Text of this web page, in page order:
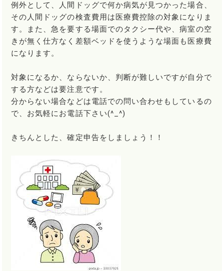
例外として、人間ドッグで何か病気が見つかった場合、
その人間ドッグの検査費用は医療費控除の対象になりま
す。また、急を要する場面でのタクシー代や、病室の空
きが無く仕方なく差額ベッドを使うような場面も医療費
になります。
対象になるか、ならないか、判断が難しいですが自分で
する方などは要注意です。
分からない場合などは電話での問い合わせもしているの
で、お気軽にお電話下さい(^_^)
きちんとした、確定申告をしましょう！！